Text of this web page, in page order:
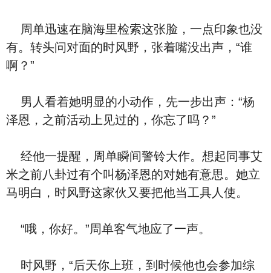
周单迅速在脑海里检索这张脸，一点印象也没
有。转头问对面的时风野，张着嘴没出声，“谁
啊？”
男人看着她明显的小动作，先一步出声：“杨
泽恩，之前活动上见过的，你忘了吗？”
经他一提醒，周单瞬间警铃大作。想起同事艾
米之前八卦过有个叫杨泽恩的对她有意思。她立
马明白，时风野这家伙又要把他当工具人使。
“哦，你好。”周单客气地应了一声。
时风野，“后天你上班，到时候他也会参加综